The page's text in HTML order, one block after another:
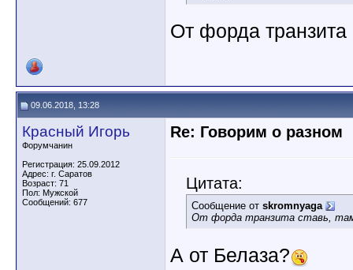
От форда
09.06.2018, 13:28
Красный Игорь
Форумчанин
Регистрация: 25.09.2012
Адрес: г. Саратов
Возраст: 71
Пол: Мужской
Сообщений: 677
Re: Говорим о разном
Цитата:
Сообщение от skromnyaga
От форда транзита ставь,
А от Белаза?